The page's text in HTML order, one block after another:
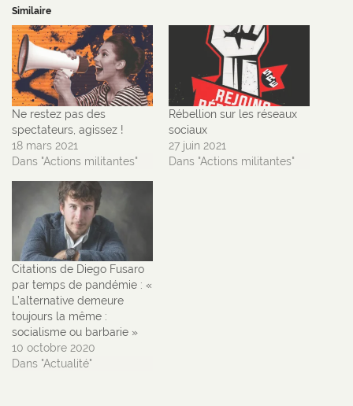
Similaire
Ne restez pas des
spectateurs, agissez !
18 mars 2021
Dans "Actions militantes"
Rébellion sur les réseaux
sociaux
27 juin 2021
Dans "Actions militantes"
Citations de Diego Fusaro
par temps de pandémie : «
L’alternative demeure
toujours la même :
socialisme ou barbarie »
10 octobre 2020
Dans "Actualité"